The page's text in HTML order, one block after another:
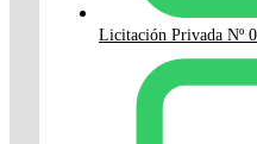
Licitación Privada Nº